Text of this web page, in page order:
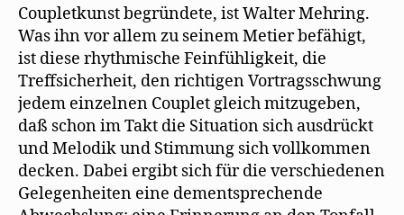
Coupletkunst begründete, ist Walter Mehring.
Was ihn vor allem zu seinem Metier befähigt,
ist diese rhythmische Feinfühligkeit, die
Treffsicherheit, den richtigen Vortragsschwung
jedem einzelnen Couplet gleich mitzugeben,
daß schon im Takt die Situation sich ausdrückt
und Melodik und Stimmung sich vollkommen
decken. Dabei ergibt sich für die verschiedenen
Gelegenheiten eine dementsprechende